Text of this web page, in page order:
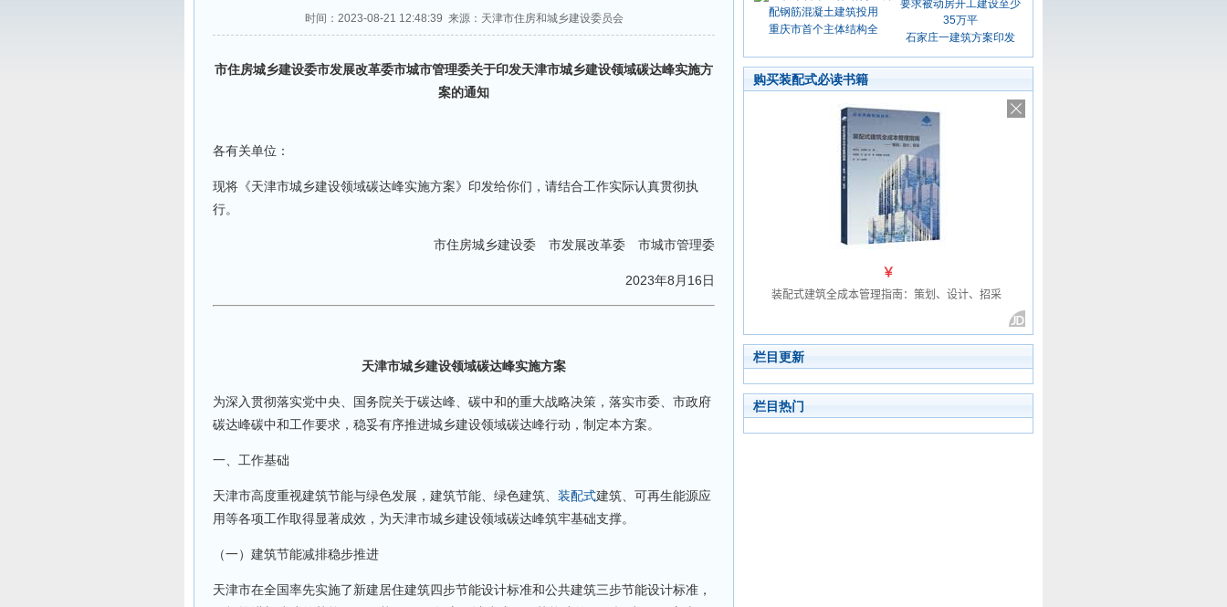
时间：2023-08-21 12:48:39 来源：天津市住房和城乡建设委员会
市住房城乡建设委市发展改革委市城市管理委关于印发天津市城乡建设领域碳达峰实施方
案的通知
各有关单位：
现将《天津市城乡建设领域碳达峰实施方案》印发给你们，请结合工作实际认真贯彻执
行。
市住房城乡建设委 市发展改革委 市城市管理委
2023年8月16日
天津市城乡建设领域碳达峰实施方案
为深入贯彻落实党中央、国务院关于碳达峰、碳中和的重大战略决策，落实市委、市政府
碳达峰碳中和工作要求，稳妥有序推进城乡建设领域碳达峰行动，制定本方案。
一、工作基础
天津市高度重视建筑节能与绿色发展，建筑节能、绿色建筑、 装配式建筑、可再生能源应
用等各项工作取得显著成效，为天津市城乡建设领域碳达峰筑牢基础支撑。
（一）建筑节能减排稳步推进
天津市在全国率先实施了新建居住建筑四步节能设计标准和公共建筑三步节能设计标准，
重庆市首个主体结构全
石家庄一建筑方案印发
购买装配式必读书籍
栏目更新
栏目热门